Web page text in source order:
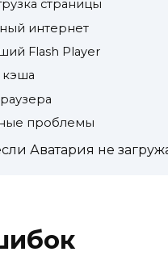
страницы
интернет
Flash Player
кэша
проблемы
Аватария не